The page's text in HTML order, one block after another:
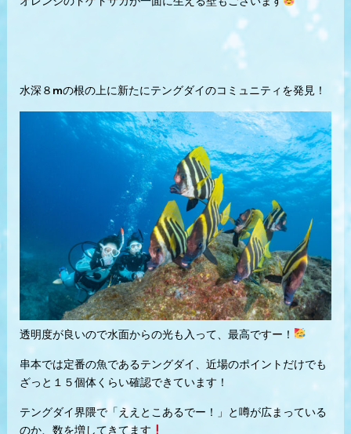
水深８mの根の上に新たにテングダイのコミュニティを発見！
透明度が良いので水面からの光も入って、最高ですー！
串本では定番の魚であるテングダイ、近場のポイントだけでも
ざっと１５個体くらい確認できています！
テングダイ界隈で「ええとこあるでー！」と噂が広まっている
のか、数を増してきてます